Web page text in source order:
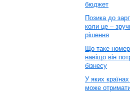
бюджет
Позика до
коли це –
рішення
Що таке
навіщо він
бізнесу
У яких
може